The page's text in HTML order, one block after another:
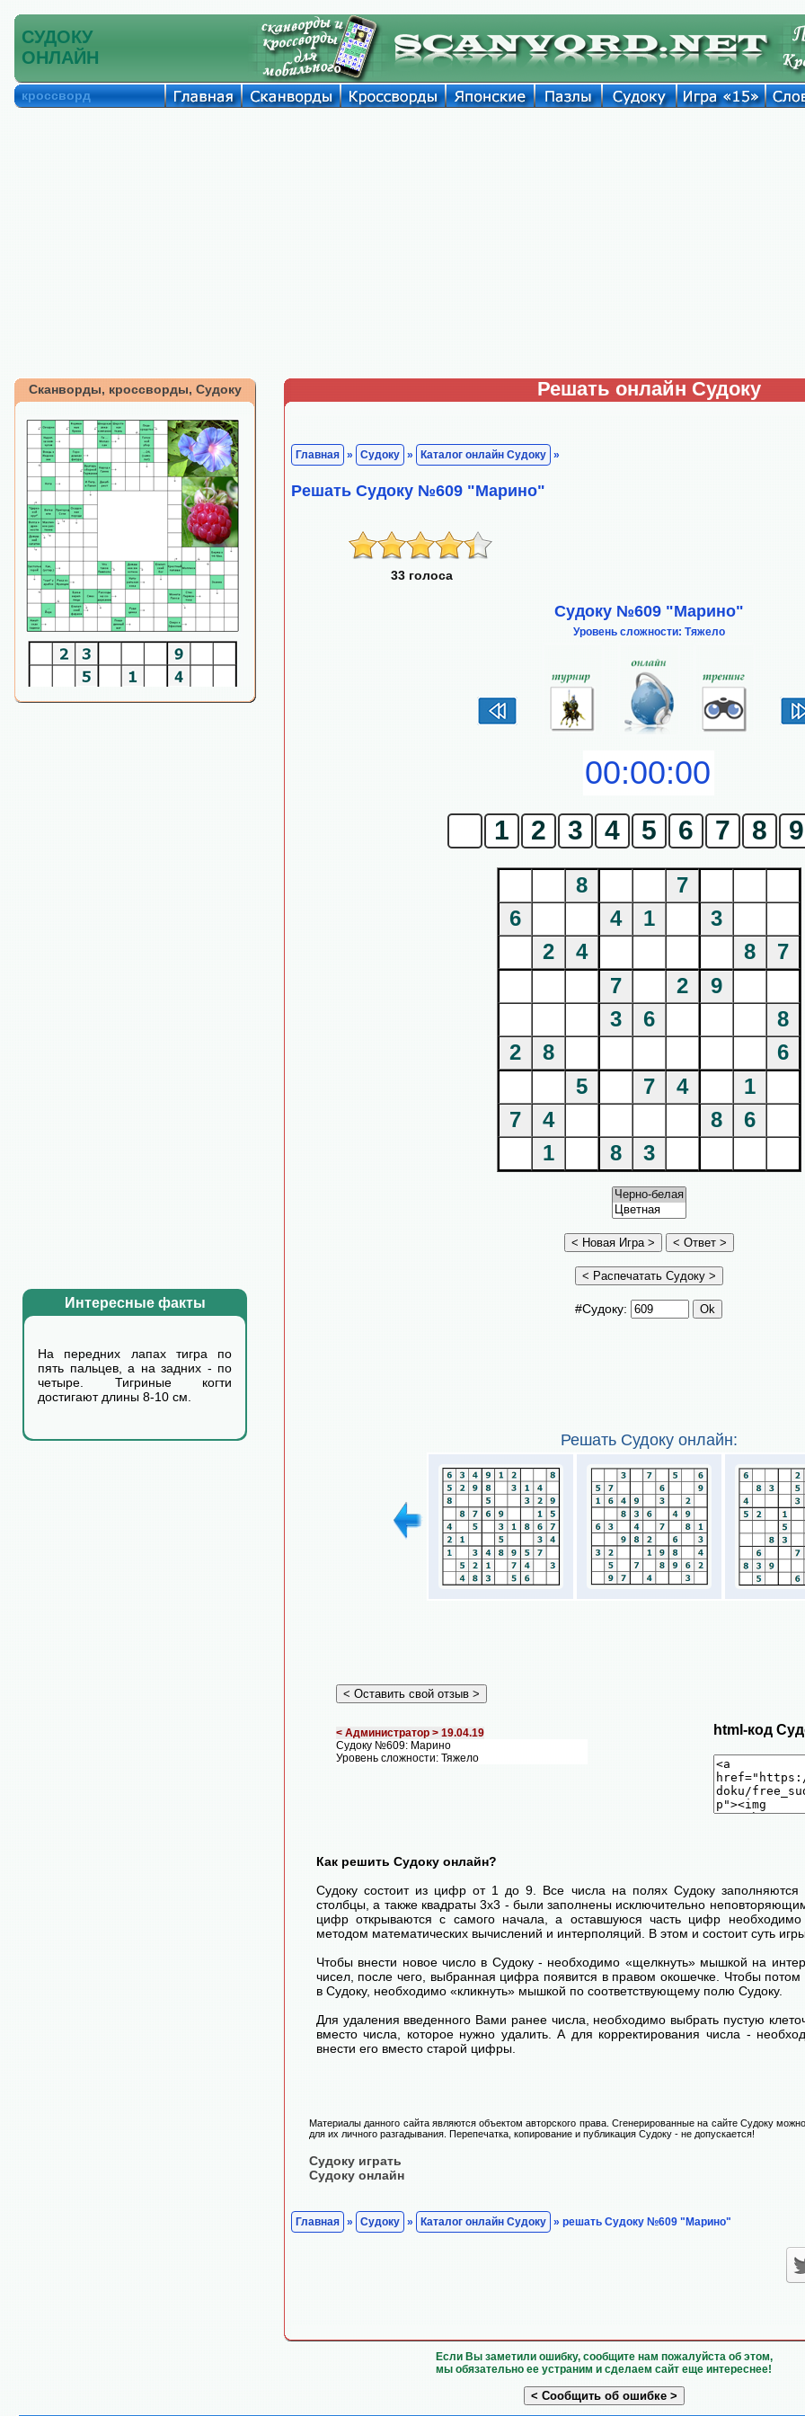
СУДОКУ
ОНЛАЙН
кроссворд
Сканворды, кроссворды, Судоку
Интересные факты
На передних лапах тигра по
пять пальцев, а на задних - по
четыре. Тигриные когти
достигают длины 8-10 см.
Решать онлайн Судоку
Главная » Судоку » Каталог онлайн Судоку »
Решать Судоку №609 "Марино"
33 голоса
Судоку №609 "Марино"
Уровень сложности: Тяжело
1 2 3 4 5 6 7 8 9
8
7
6
4 1
3
2
4 8
7
7
2
9
3
6
8
2
8
6
5
7 4
1
7
4 8
6
1
8 3
#Судоку:
Решать Судоку онлайн:
< Администратор > 19.04.19
Судоку №609: Марино
Уровень сложности: Тяжело
html-код
Как решить Судоку онлайн?
Судоку состоит из цифр от 1 до 9. Все числа на полях Судоку
столбцы, а также квадраты 3х3 - были заполнены исключительно
цифр открываются с самого начала, а оставшуюся часть цифр необходимо
методом математических вычислений и интерполяций. В этом и состоит суть
Чтобы внести новое число в Судоку - необходимо «щелкнуть» мышкой на
чисел, после чего, выбранная цифра появится в правом окошечке. Чтобы
в Судоку, необходимо «кликнуть» мышкой по соответствующему полю Судоку.
Для удаления введенного Вами ранее числа, необходимо выбрать пустую
вместо числа, которое нужно удалить. А для корректирования числа -
внести его вместо старой цифры.
Материалы данного сайта являются объектом авторского права. Сгенерированные на сайте Судоку
для их личного разгадывания. Перепечатка, копирование и публикация Судоку - не допускается!
Судоку играть
Судоку онлайн
Главная » Судоку » Каталог онлайн Судоку » решать Судоку №609 "Марино"
Если Вы заметили ошибку, сообщите нам пожалуйста об этом,
мы обязательно ее устраним и сделаем сайт еще интереснее!